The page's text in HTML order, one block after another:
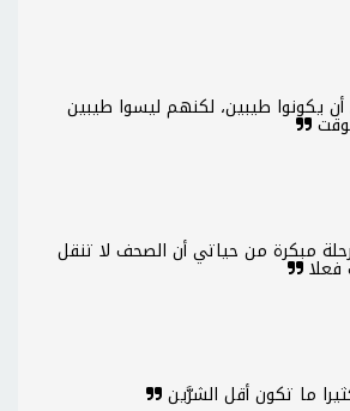
يكونوا طيبين، لكنهم ليسوا طيبين
مبكرة من حياتي أن الصحف لا تنقل
ما تكون أقل الشرَّين